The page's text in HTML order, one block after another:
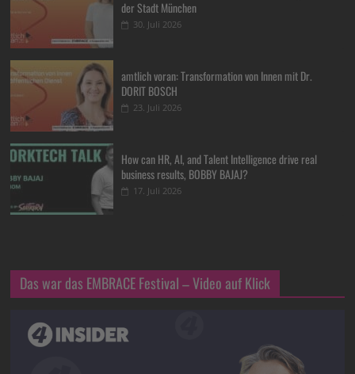
der Stadt München
30. Juli 2026
amtlich voran: Transformation von Innen mit Dr.
DORIT BOSCH
23. Juli 2026
How can HR, AI, and Talent Intelligence drive real
business results, BOBBY BAJAJ?
17. Juli 2026
Das war das EMBRACE Festival – Video auf Klick